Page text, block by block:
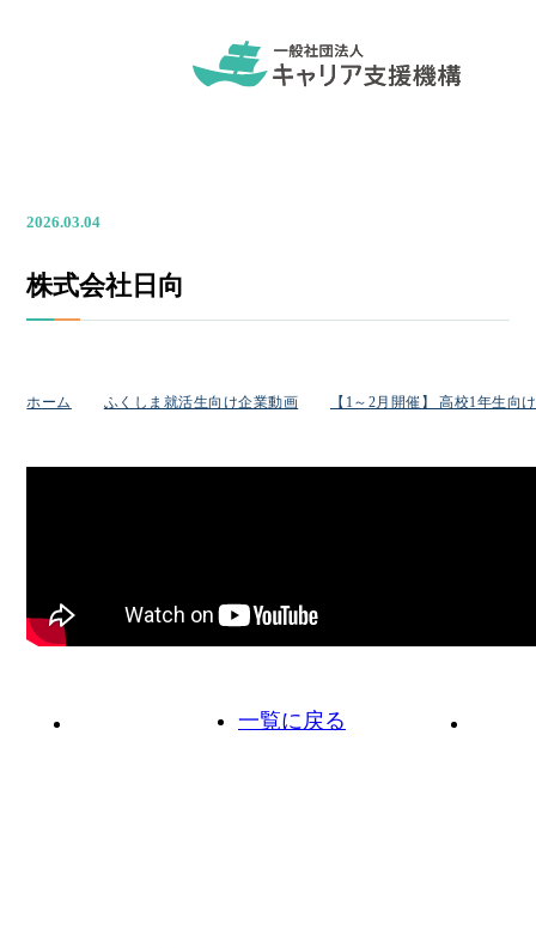
2026.03.04
株式会社日向
ホーム ふくしま就活生向け企業動画 【1～2月開催】 高校1年生向
一覧に戻る